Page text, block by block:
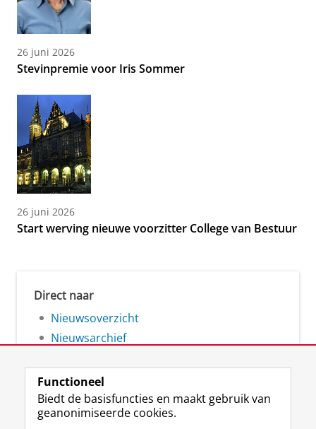
26 juni 2026
Stevinpremie voor Iris Sommer
26 juni 2026
Start werving nieuwe voorzitter College van Bestuur
Direct naar
Nieuwsoverzicht
Nieuwsarchief
Functioneel
Biedt de basisfuncties en maakt gebruik van
geanonimiseerde cookies.